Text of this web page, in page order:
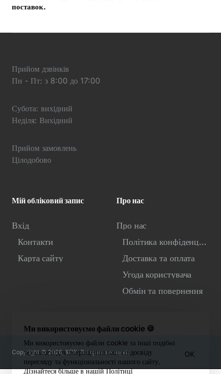
Ми використовуємо файли cookie 🍪
Ми використовуємо файли cookie та інші подібні
технології для покращення вашого досвіду
перегляду та функціональності нашого сайту.
Дізнайтеся більше в нашій Політиці
OK
поставок.
Прийом дзвінків
Пн - Пт: з 8:00 до 17:00
Субота: вихідний
Неділя: Вихідний
Прийом замовлень
Цілодобово
Мій обліковий запис
Вхід
Контакти
Карта сайту
Про нас
Про нас
Політика конфіденційності
Доставка та оплата
Угода користувача
Обмін та повернення
Copyright © 2026, КОК. Всі права захищені.